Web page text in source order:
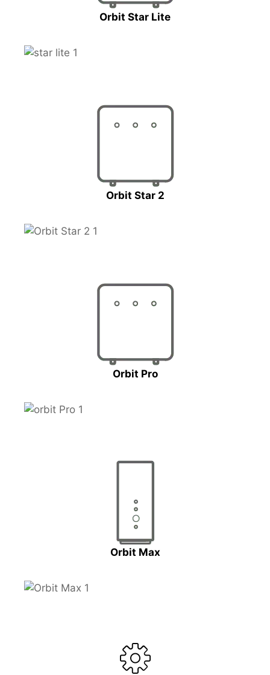
Orbit Star Lite
Orbit Star 2
Orbit Pro
Orbit Max